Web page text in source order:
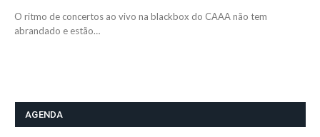
O ritmo de concertos ao vivo na blackbox do CAAA não tem
abrandado e estão…
AGENDA